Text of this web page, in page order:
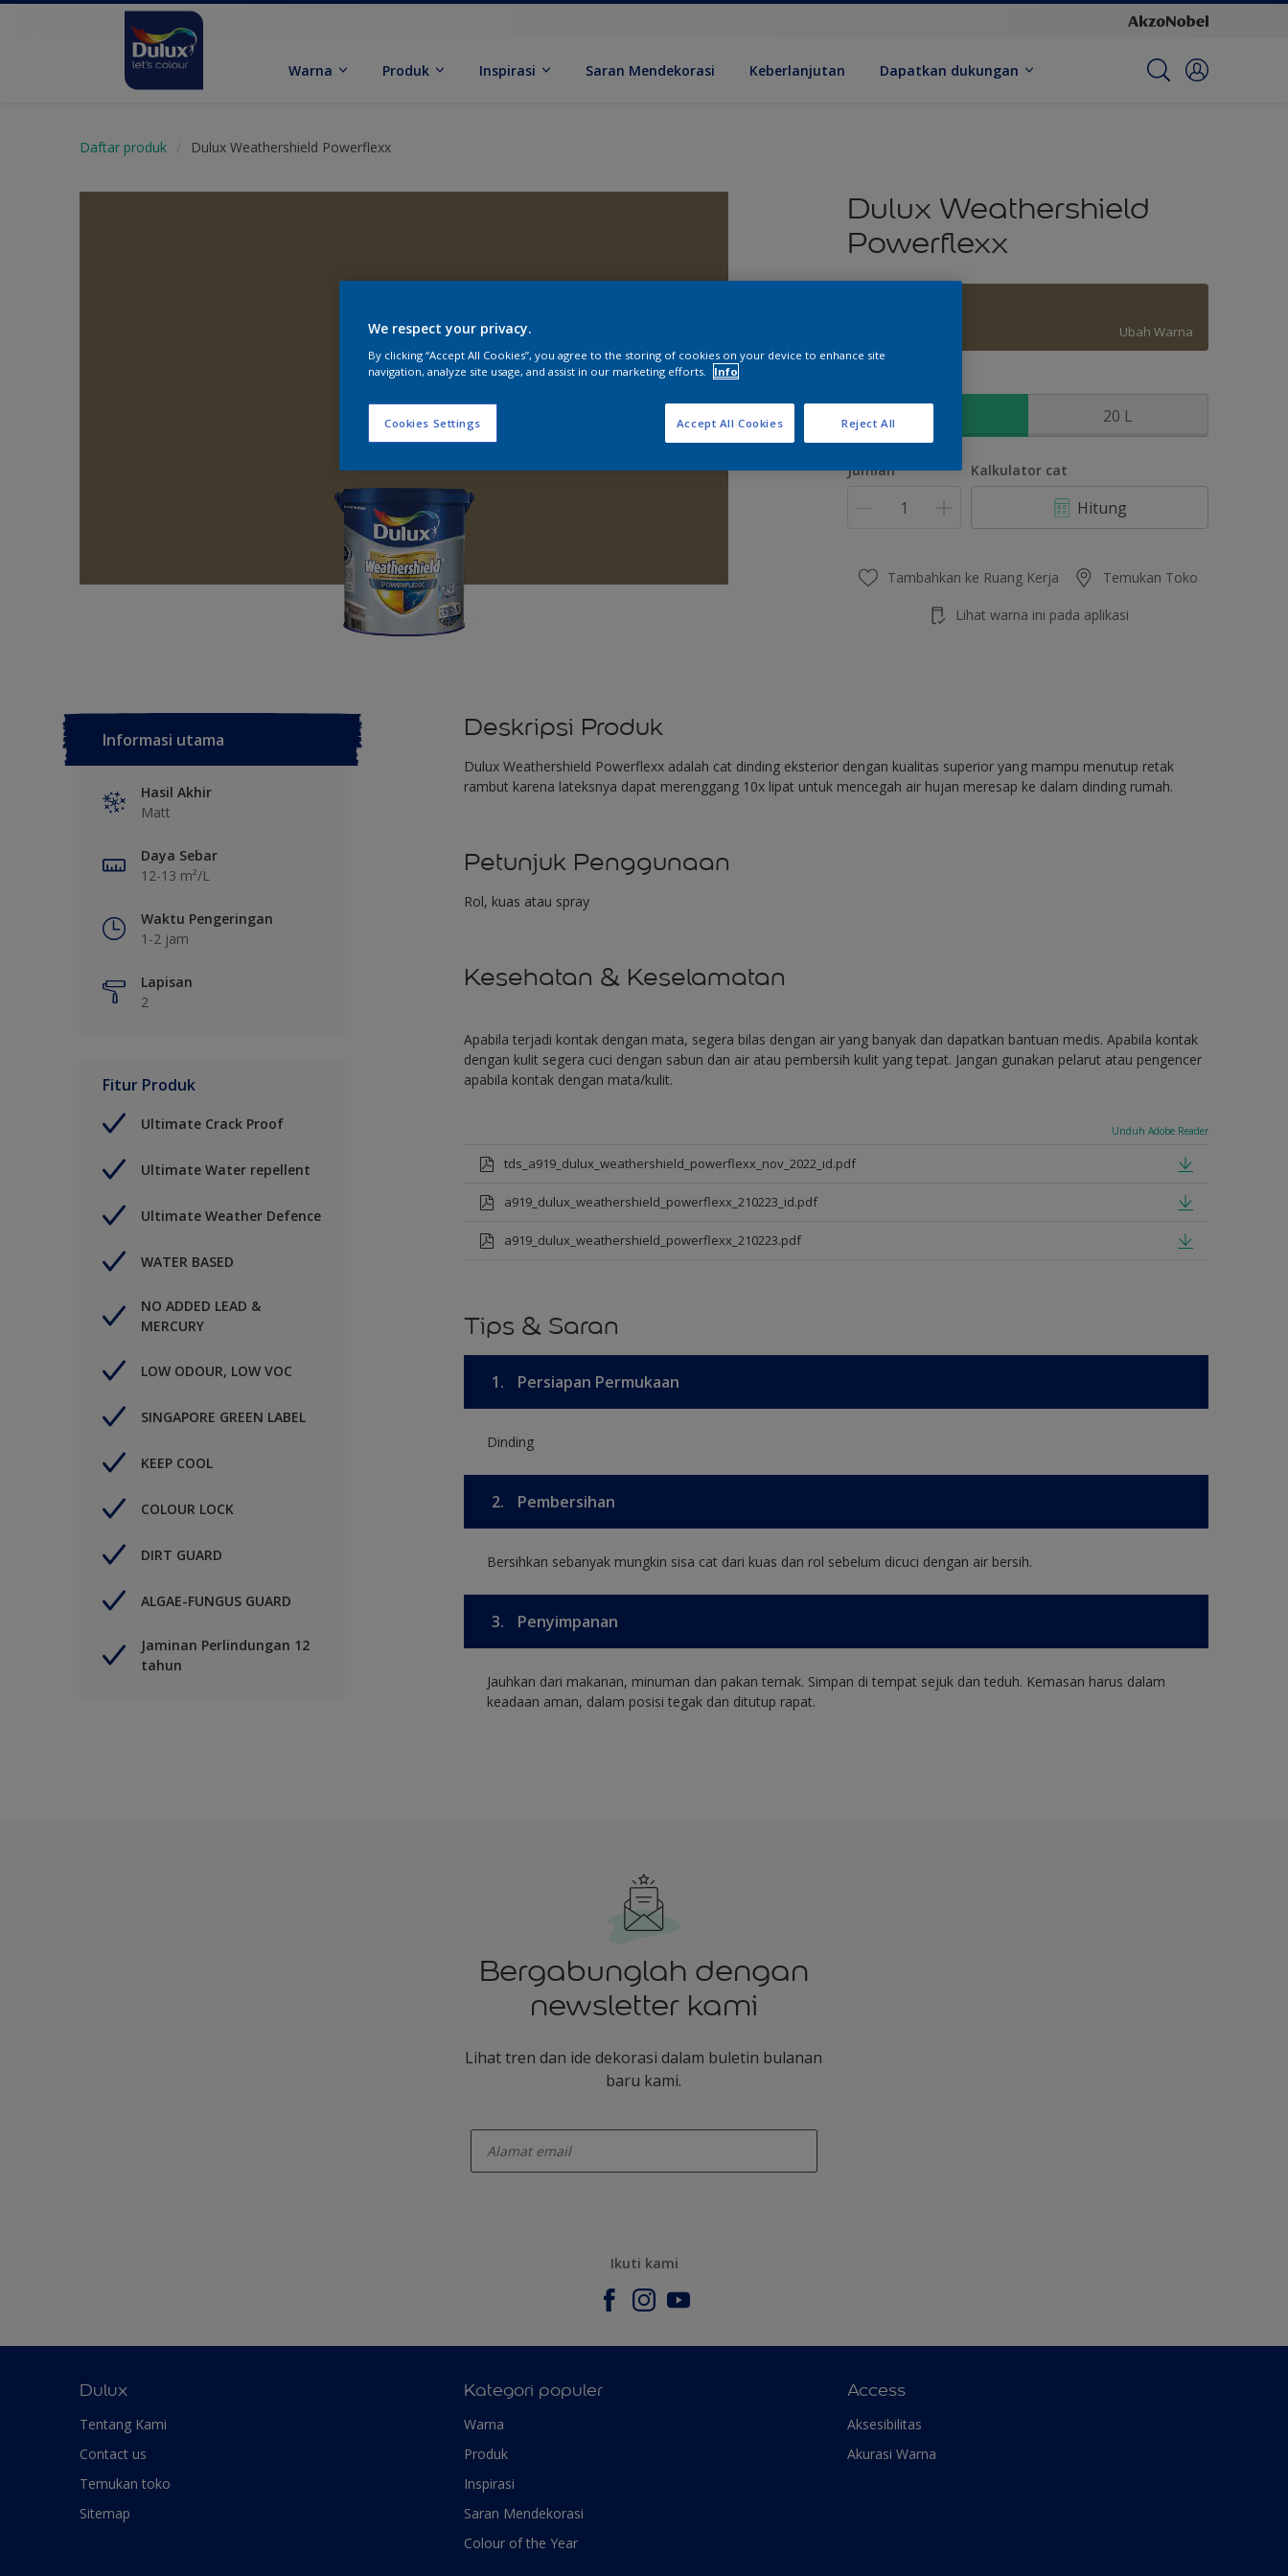
Warna Produk Inspirasi Saran Mendekorasi Keberlanjutan Dapatkan dukungan
Daftar produk Dulux Weathershield Powerflexx
Dulux Weathershield
Powerflexx
Ubah Warna
20 L
Jumlah Kalkulator cat
Hitung
Tambahkan ke Ruang Kerja Temukan Toko
Lihat warna ini pada aplikasi
Informasi utama
Hasil Akhir
Matt
Daya Sebar
12-13 m²/L
Waktu Pengeringan
1-2 jam
Lapisan
2
Fitur Produk
Ultimate Crack Proof
Ultimate Water repellent
Ultimate Weather Defence
WATER BASED
NO ADDED LEAD &
MERCURY
LOW ODOUR, LOW VOC
SINGAPORE GREEN LABEL
KEEP COOL
COLOUR LOCK
DIRT GUARD
ALGAE-FUNGUS GUARD
Jaminan Perlindungan 12
tahun
Deskripsi Produk
Dulux Weathershield Powerflexx adalah cat dinding eksterior dengan kualitas superior yang mampu menutup retak
rambut karena lateksnya dapat merenggang 10x lipat untuk mencegah air hujan meresap ke dalam dinding rumah.
Petunjuk Penggunaan
Rol, kuas atau spray
Kesehatan & Keselamatan
Apabila terjadi kontak dengan mata, segera bilas dengan air yang banyak dan dapatkan bantuan medis. Apabila kontak
dengan kulit segera cuci dengan sabun dan air atau pembersih kulit yang tepat. Jangan gunakan pelarut atau pengencer
apabila kontak dengan mata/kulit.
Unduh Adobe Reader
tds_a919_dulux_weathershield_powerflexx_nov_2022_id.pdf
a919_dulux_weathershield_powerflexx_210223_id.pdf
a919_dulux_weathershield_powerflexx_210223.pdf
Tips & Saran
1. Persiapan Permukaan
Dinding
2. Pembersihan
Bersihkan sebanyak mungkin sisa cat dari kuas dan rol sebelum dicuci dengan air bersih.
3. Penyimpanan
Jauhkan dari makanan, minuman dan pakan ternak. Simpan di tempat sejuk dan teduh. Kemasan harus dalam
keadaan aman, dalam posisi tegak dan ditutup rapat.
Bergabunglah dengan
newsletter kami
Lihat tren dan ide dekorasi dalam buletin bulanan
baru kami.
Ikuti kami
Dulux
Tentang Kami
Contact us
Temukan toko
Sitemap
Kategori populer
Warna
Produk
Inspirasi
Saran Mendekorasi
Colour of the Year
Access
Aksesibilitas
Akurasi Warna
We respect your privacy.
By clicking “Accept All Cookies”, you agree to the storing of cookies on your device to enhance site
navigation, analyze site usage, and assist in our marketing efforts.
Info
Cookies Settings Reject All
Accept All Cookies